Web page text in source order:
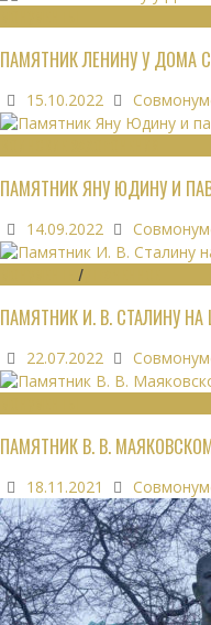
ПАМЯТНИК ЛЕНИНУ У ДОМА
15.10.2022
ПАМЯТНИК ЯНУ ЮДИНУ И
14.09.2022
/
ПАМЯТНИК И. В. СТАЛИНУ
22.07.2022
ПАМЯТНИК В. В.
18.11.2021